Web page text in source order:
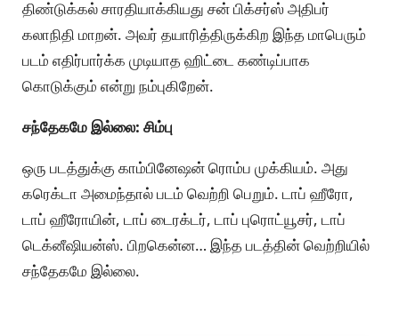
திண்டுக்கல் சாரதியாக்கியது சன் பிக்சர்ஸ் அதிபர்
கலாநிதி மாறன். அவர் தயாரித்திருக்கிற இந்த மாபெரும்
படம் எதிர்பார்க்க முடியாத ஹிட்டை கண்டிப்பாக
கொடுக்கும் என்று நம்புகிறேன்.
சந்தேகமே இல்லை: சிம்பு
ஒரு படத்துக்கு காம்பினேஷன் ரொம்ப முக்கியம். அது
கரெக்டா அமைந்தால் படம் வெற்றி பெறும். டாப் ஹீரோ,
டாப் ஹீரோயின், டாப் டைரக்டர், டாப் புரொட்யூசர், டாப்
டெக்னீஷியன்ஸ். பிறகென்ன… இந்த படத்தின் வெற்றியில்
சந்தேகமே இல்லை.